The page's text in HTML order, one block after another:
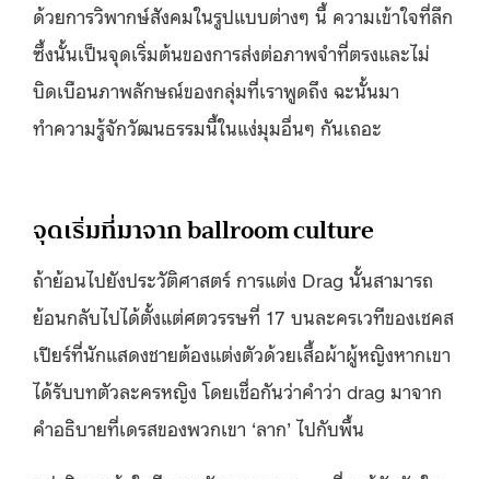
ด้วยการวิพากษ์สังคมในรูปแบบต่างๆ นี้ ความเข้าใจที่ลึก
ซึ้งนั้นเป็นจุดเริ่มต้นของการส่งต่อภาพจำที่ตรงและไม่
บิดเบือนภาพลักษณ์ของกลุ่มที่เราพูดถึง ฉะนั้นมา
ทำความรู้จักวัฒนธรรมนี้ในแง่มุมอื่นๆ กันเถอะ
จุดเริ่มที่มาจาก ballroom culture
ถ้าย้อนไปยังประวัติศาสตร์ การแต่ง Drag นั้นสามารถ
ย้อนกลับไปได้ตั้งแต่ศตวรรษที่ 17 บนละครเวทีของเชคส
เปียร์ที่นักแสดงชายต้องแต่งตัวด้วยเสื้อผ้าผู้หญิงหากเขา
ได้รับบทตัวละครหญิง โดยเชื่อกันว่าคำว่า drag มาจาก
คำอธิบายที่เดรสของพวกเขา ‘ลาก’ ไปกับพื้น